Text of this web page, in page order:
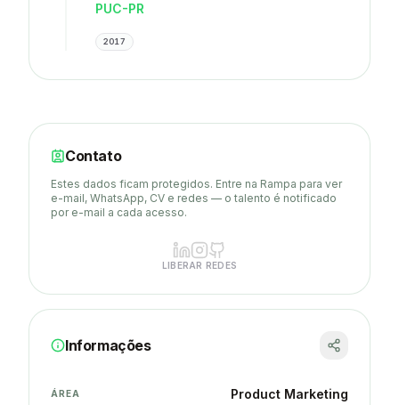
PUC-PR
2017
Contato
Estes dados ficam protegidos. Entre na Rampa para ver
e-mail, WhatsApp, CV e redes — o talento é notificado
por e-mail a cada acesso.
LIBERAR REDES
Informações
ÁREA Product Marketing